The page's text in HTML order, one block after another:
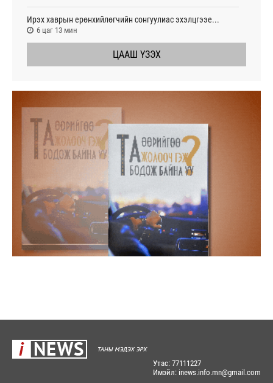
Ирэх хаврын ерөнхийлөгчийн сонгуулиас эхэлцгээе...
6 цаг 13 мин
ЦААШ ҮЗЭХ
Утас: 77111227
Имэйл: inews.info.mn@gmail.com